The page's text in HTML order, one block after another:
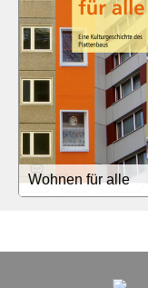
Wohnen für alle